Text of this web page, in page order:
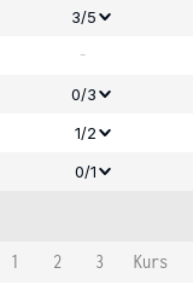
3/5
-
0/3
1/2
0/1
1 2 3
Kurs